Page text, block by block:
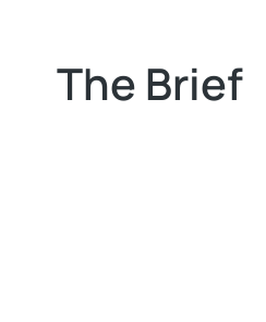
The Brief